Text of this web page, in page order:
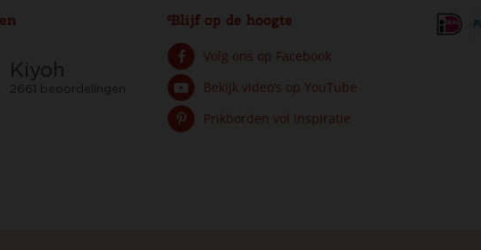
Blijf op de hoogte
Volg ons op Facebook
Bekijk video’s op YouTube
Prikborden vol inspiratie